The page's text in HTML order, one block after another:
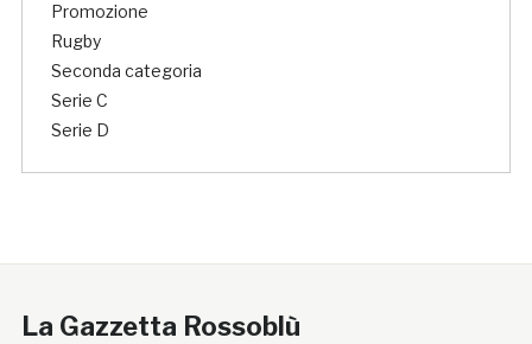
Promozione
Rugby
Seconda categoria
Serie C
Serie D
La Gazzetta Rossoblù